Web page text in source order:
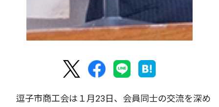
逗子市商工会は１月23日、会員同士の交流を深め